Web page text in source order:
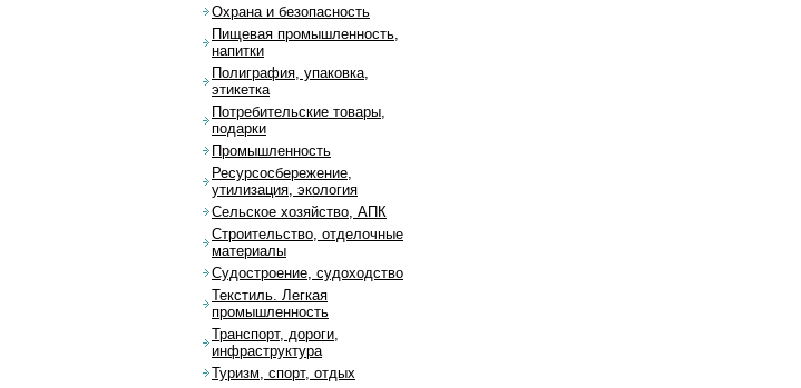
Охрана и безопасность
Пищевая промышленность,
напитки
Полиграфия, упаковка,
этикетка
Потребительские товары,
подарки
Промышленность
Ресурсосбережение,
утилизация, экология
Сельское хозяйство, АПК
Строительство, отделочные
материалы
Судостроение, судоходство
Текстиль. Легкая
промышленность
Транспорт, дороги,
инфраструктура
Туризм, спорт, отдых